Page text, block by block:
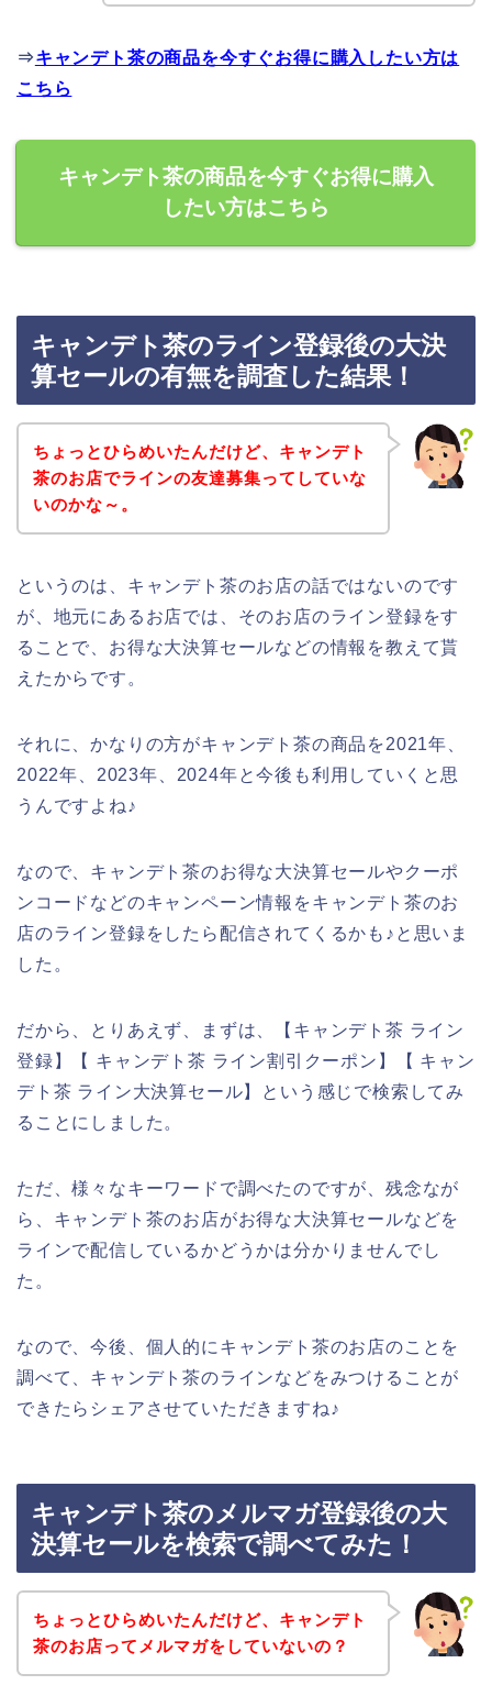
⇒キャンデト茶の商品を今すぐお得に購入したい方は
こちら
キャンデト茶の商品を今すぐお得に購入
したい方はこちら
キャンデト茶のライン登録後の大決
算セールの有無を調査した結果！
ちょっとひらめいたんだけど、キャンデト
茶のお店でラインの友達募集ってしていな
いのかな～。
というのは、キャンデト茶のお店の話ではないのです
が、地元にあるお店では、そのお店のライン登録をす
ることで、お得な大決算セールなどの情報を教えて貰
えたからです。
それに、かなりの方がキャンデト茶の商品を2021年、
2022年、2023年、2024年と今後も利用していくと思
うんですよね♪
なので、キャンデト茶のお得な大決算セールやクーポ
ンコードなどのキャンペーン情報をキャンデト茶のお
店のライン登録をしたら配信されてくるかも♪と思いま
した。
だから、とりあえず、まずは、【キャンデト茶 ライン
登録】【 キャンデト茶 ライン割引クーポン】【 キャン
デト茶 ライン大決算セール】という感じで検索してみ
ることにしました。
ただ、様々なキーワードで調べたのですが、残念なが
ら、キャンデト茶のお店がお得な大決算セールなどを
ラインで配信しているかどうかは分かりませんでし
た。
なので、今後、個人的にキャンデト茶のお店のことを
調べて、キャンデト茶のラインなどをみつけることが
できたらシェアさせていただきますね♪
キャンデト茶のメルマガ登録後の大
決算セールを検索で調べてみた！
ちょっとひらめいたんだけど、キャンデト
茶のお店ってメルマガをしていないの？